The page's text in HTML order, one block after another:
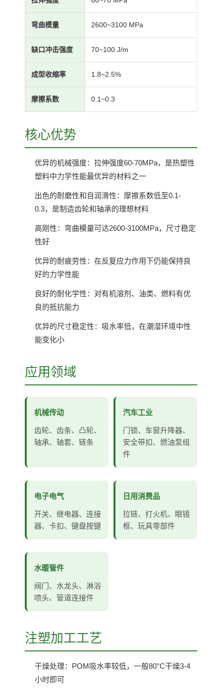
弯曲模量 2600~3100 MPa
缺口冲击强度 70~100 J/m
成型收缩率 1.8~2.5%
摩擦系数 0.1~0.3
核心优势
优异的机械强度：拉伸强度60-70MPa，是热塑性
塑料中力学性能最优异的材料之一
出色的耐磨性和自润滑性：摩擦系数低至0.1-
0.3，是制造齿轮和轴承的理想材料
高刚性：弯曲模量可达2600-3100MPa，尺寸稳定
性好
优异的耐疲劳性：在反复应力作用下仍能保持良
好的力学性能
良好的耐化学性：对有机溶剂、油类、燃料有优
良的抵抗能力
优异的尺寸稳定性：吸水率低，在潮湿环境中性
能变化小
应用领域
机械传动
齿轮、齿条、凸轮、
轴承、轴套、链条
汽车工业
门锁、车窗升降器、
安全带扣、燃油泵组
件
电子电气
开关、继电器、连接
器、卡扣、键盘按键
日用消费品
拉链、打火机、眼镜
框、玩具零部件
水暖管件
阀门、水龙头、淋浴
喷头、管道连接件
注塑加工工艺
干燥处理：POM吸水率较低，一般80°C干燥3-4
小时即可